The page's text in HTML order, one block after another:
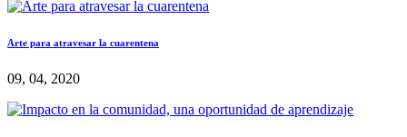
Arte para atravesar la cuarentena
09, 04, 2020